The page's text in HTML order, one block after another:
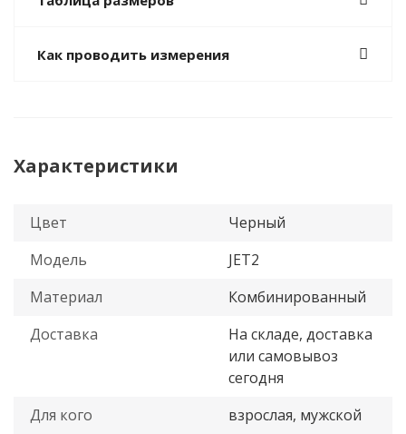
Как проводить измерения
Характеристики
Цвет
Черный
Модель
JET2
Материал
Комбинированный
Доставка
На складе, доставка
или самовывоз
сегодня
Для кого
взрослая, мужской